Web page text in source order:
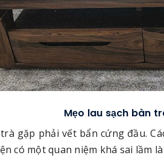
Mẹo lau sạch bàn
gặp phải vết bẩn cứng đầu.
có một quan niệm khá sai